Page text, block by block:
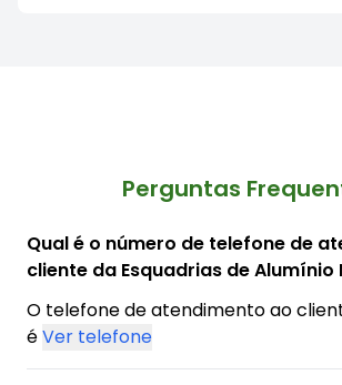
Perguntas
Qual é o número de telefone de
cliente da Esquadrias de Alumínio
O telefone de atendimento ao
éVer telefone